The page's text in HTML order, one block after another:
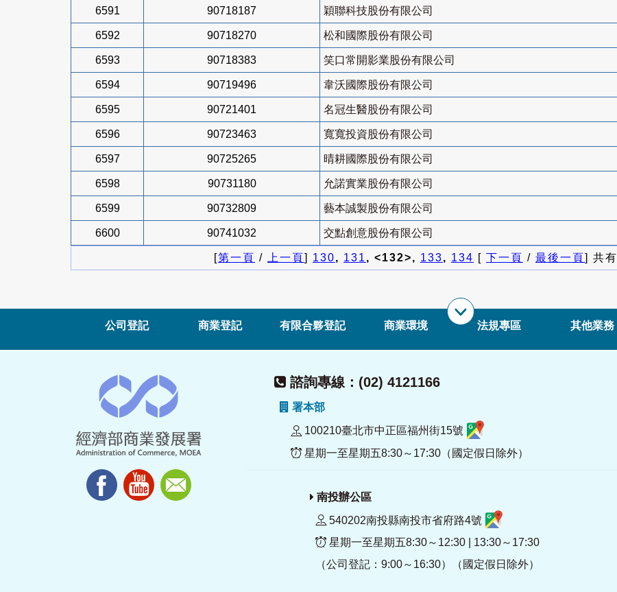
6591 90718187 穎聯科技股份有限公司
6592 90718270 松和國際股份有限公司
6593 90718383 笑口常開影業股份有限公司
6594 90719496 韋沃國際股份有限公司
6595 90721401 名冠生醫股份有限公司
6596 90723463 寬寬投資股份有限公司
6597 90725265 晴耕國際股份有限公司
6598 90731180 允諾實業股份有限公司
6599 90732809 藝本誠製股份有限公司
6600 90741032 交點創意股份有限公司
[第一頁 / 上一頁] 130, 131, <132>, 133, 134 [ 下一頁 / 最後一頁] 共有
公司登記 商業登記 有限合夥登記 商業環境 法規專區 其他業務
諮詢專線：(02) 4121166
署本部
100210臺北市中正區福州街15號
星期一至星期五8:30～17:30（國定假日除外）
南投辦公區
540202南投縣南投市省府路4號
星期一至星期五8:30～12:30 | 13:30～17:30
（公司登記：9:00～16:30）（國定假日除外）